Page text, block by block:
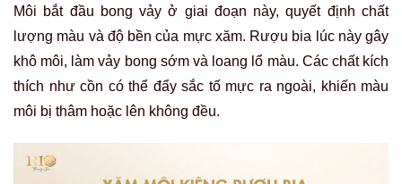
Môi bắt đầu bong vảy ở giai đoạn này, quyết định chất
lượng màu và độ bền của mực xăm. Rượu bia lúc này gây
khô môi, làm vảy bong sớm và loang lổ màu. Các chất kích
thích như cồn có thể đẩy sắc tố mực ra ngoài, khiến màu
môi bị thâm hoặc lên không đều.